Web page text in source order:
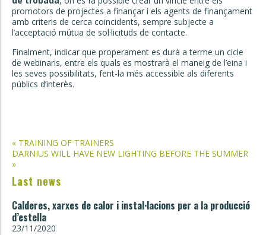
promotors de projectes a finançar i els agents de finançament
amb criteris de cerca coincidents, sempre subjecte a
l’acceptació mútua de sol·licituds de contacte.
Finalment, indicar que properament es durà a terme un cicle
de webinaris, entre els quals es mostrarà el maneig de l’eina i
les seves possibilitats, fent-la més accessible als diferents
públics d’interès.
Post
navigation
« TRAINING OF TRAINERS
DARNIUS WILL HAVE NEW LIGHTING BEFORE THE SUMMER
»
Last news
Calderes, xarxes de calor i instal·lacions per a la producció
d’estella
23/11/2020